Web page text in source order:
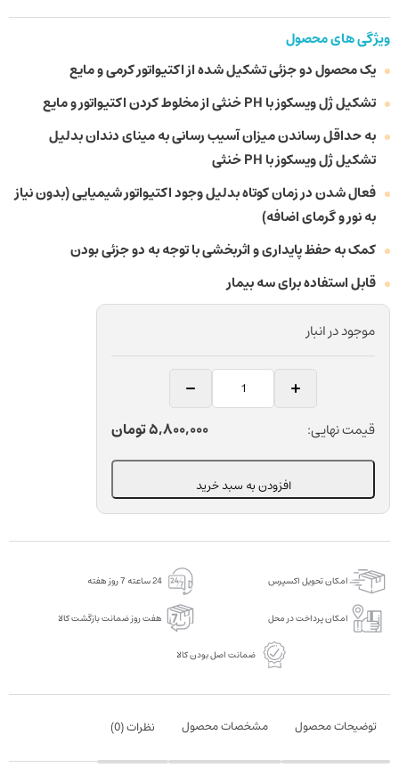
ویژگی های محصول
یک محصول دو جزئی تشکیل شده از اکتیواتور کرمی و مایع
تشکیل ژل ویسکوز با PH خنثی از مخلوط کردن اکتیواتور و مایع
به حداقل رساندن میزان آسیب رسانی به مینای دندان بدلیل
تشکیل ژل ویسکوز با PH خنثی
فعال شدن در زمان کوتاه بدلیل وجود اکتیواتور شیمیایی (بدون نیاز
به نور و گرمای اضافه)
کمک به حفظ پایداری و اثربخشی با توجه به دو جزئی بودن
قابل استفاده برای سه بیمار
موجود در انبار
بلیچینگ
دندانپزشکی
سنس
HP
عدد
قیمت نهایی: 5,800,000تومان
افزودن به سبد خرید
امکان تحویل اکسپرس 24 ساعته 7 روز هفته
امکان پرداخت در محل هفت روز ضمانت بازگشت کالا
ضمانت اصل بودن کالا
توضیحات محصول مشخصات محصول نظرات (0
)